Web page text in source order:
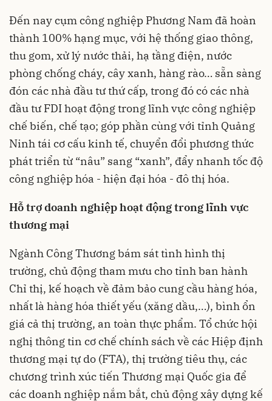
Đến nay cụm công nghiệp Phương Nam đã hoàn
thành 100% hạng mục, với hệ thống giao thông,
thu gom, xử lý nước thải, hạ tầng điện, nước
phòng chống cháy, cây xanh, hàng rào… sẵn sàng
đón các nhà đầu tư thứ cấp, trong đó có các nhà
đầu tư FDI hoạt động trong lĩnh vực công nghiệp
chế biến, chế tạo; góp phần cùng với tỉnh Quảng
Ninh tái cơ cấu kinh tế, chuyển đổi phương thức
phát triển từ “nâu” sang “xanh”, đẩy nhanh tốc độ
công nghiệp hóa - hiện đại hóa - đô thị hóa.
Hỗ trợ doanh nghiệp hoạt động trong lĩnh vực
thương mại
Ngành Công Thương bám sát tình hình thị
trường, chủ động tham mưu cho tỉnh ban hành
Chỉ thị, kế hoạch về đảm bảo cung cầu hàng hóa,
nhất là hàng hóa thiết yếu (xăng dầu,…), bình ổn
giá cả thị trường, an toàn thực phẩm. Tổ chức hội
nghị thông tin cơ chế chính sách về các Hiệp định
thương mại tự do (FTA), thị trường tiêu thụ, các
chương trình xúc tiến Thương mại Quốc gia để
các doanh nghiệp nắm bắt, chủ động xây dựng kế